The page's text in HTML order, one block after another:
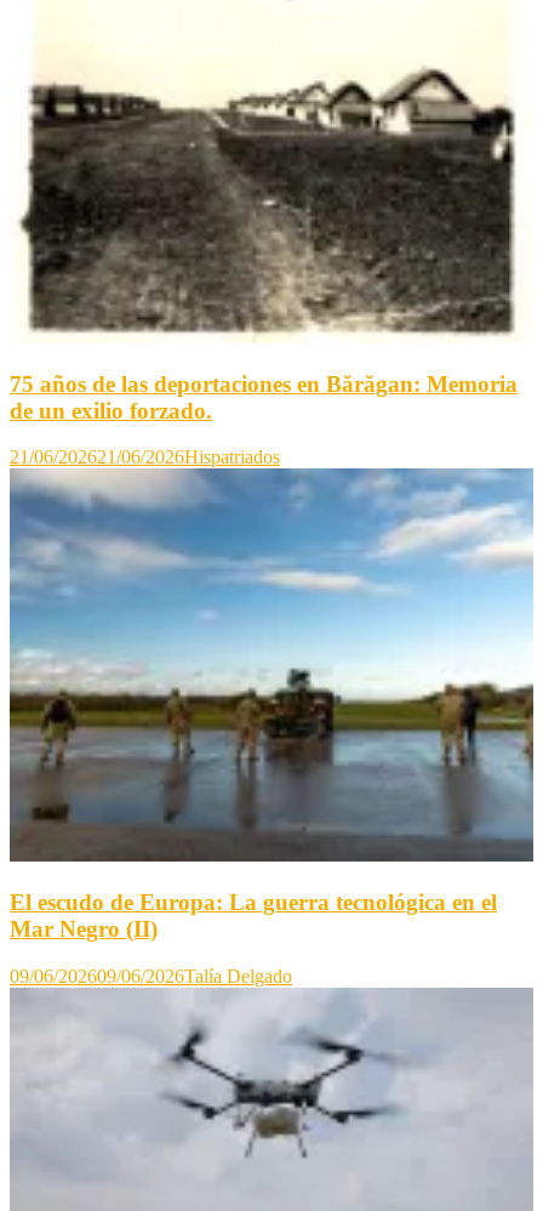
75 años de las deportaciones en Bărăgan: Memoria
de un exilio forzado.
21/06/202621/06/2026Hispatriados
El escudo de Europa: La guerra tecnológica en el
Mar Negro (II)
09/06/202609/06/2026Talía Delgado